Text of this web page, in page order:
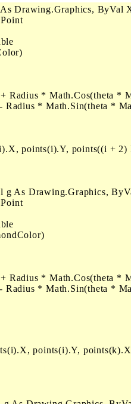
As Drawing.Graphics, ByVal
Point
+ Radius * Math.Cos(theta *
- Radius * Math.Sin(theta *
points(i).Y, points((i
g As Drawing.Graphics,
Point
+ Radius * Math.Cos(theta *
- Radius * Math.Sin(theta *
points(i).Y,